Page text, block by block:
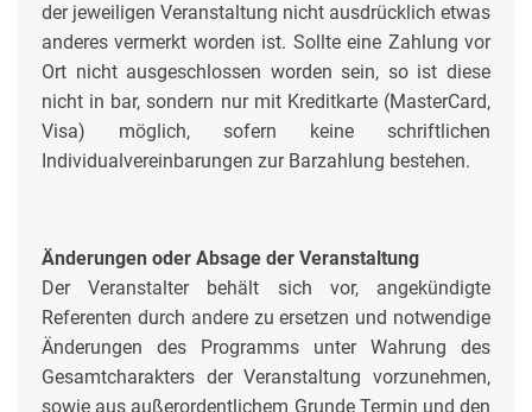
der jeweiligen Veranstaltung nicht ausdrücklich etwas
anderes vermerkt worden ist. Sollte eine Zahlung vor
Ort nicht ausgeschlossen worden sein, so ist diese
nicht in bar, sondern nur mit Kreditkarte (MasterCard,
Visa) möglich, sofern keine schriftlichen
Individualvereinbarungen zur Barzahlung bestehen.
Änderungen oder Absage der Veranstaltung
Der Veranstalter behält sich vor, angekündigte
Referenten durch andere zu ersetzen und notwendige
Änderungen des Programms unter Wahrung des
Gesamtcharakters der Veranstaltung vorzunehmen,
sowie aus außerordentlichem Grunde Termin und den